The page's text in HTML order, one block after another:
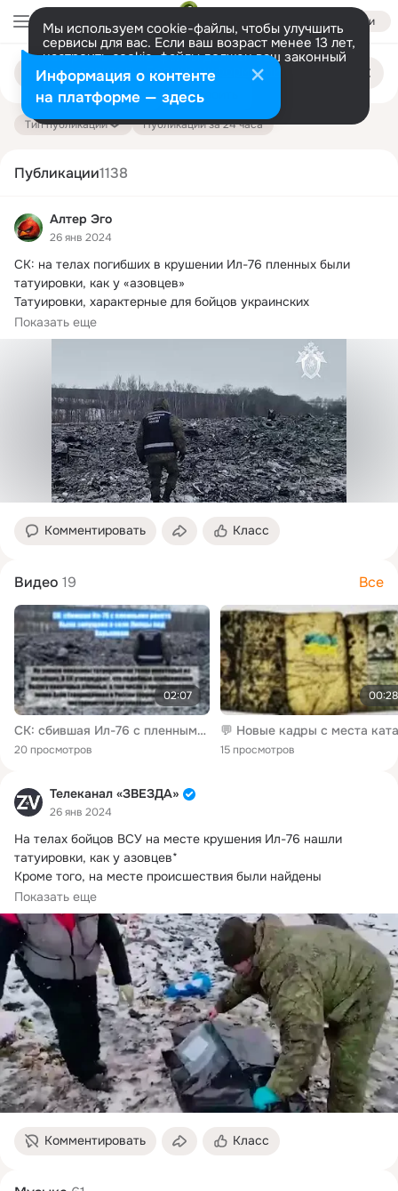
Войти
Мы используем cookie-файлы, чтобы улучшить
сервисы для вас. Если ваш возраст менее 13 лет,
настроить cookie-файлы должен ваш законный
представитель. Больше информации
Разрешить все Настроить
Поиск
публикациям
Тип публикации Публикации за 24 часа
Публикации1138
Алтер Эго
26 янв 2024
СК: на телах погибших в крушении Ил-76 пленных были
татуировки, как у «азовцев»
Татуировки, характерные для бойцов украинских
вооружённых...
Показать еще
Комментировать Класс
Видео 19 Все
02:07
СК: сбившая Ил-76 с пленными ракета была запущена в селе Липцы под Харьково
20 просмотров
00:28
15 просмотров
Телеканал «ЗВЕЗДА»
26 янв 2024
На телах бойцов ВСУ на месте крушения Ил-76 нашли
татуировки, как у азовцев*
Кроме того, на месте происшествия были найдены
документы украинских бойцов, которые подтверждают их
личности.
Показать еще
Комментировать Класс
Информация о контенте
на платформе — здесь